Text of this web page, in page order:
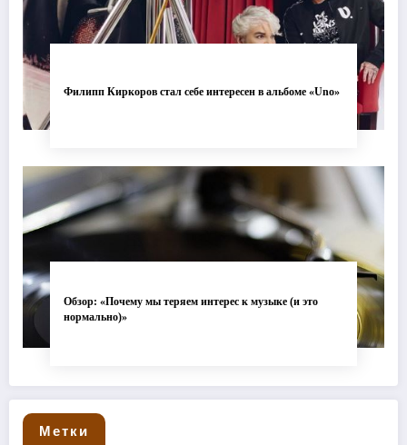
Филипп Киркоров стал себе интересен в альбоме «Uno»
Обзор: «Почему мы теряем интерес к музыке (и это
нормально)»
Метки